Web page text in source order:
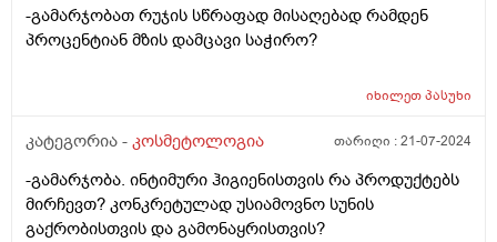
-გამარჯობათ რუჯის სწრაფად მისაღებად რამდენ
პროცენტიან მზის დამცავი საჭირო?
იხილეთპასუხი
კატეგორია - კოსმეტოლოგია თარიღი :21-07-2024
-გამარჯობა. ინტიმური ჰიგიენისთვის რა პროდუქტებს
მირჩევთ? კონკრეტულად უსიამოვნო სუნის
გაქრობისთვის და გამონაყრისთვის?